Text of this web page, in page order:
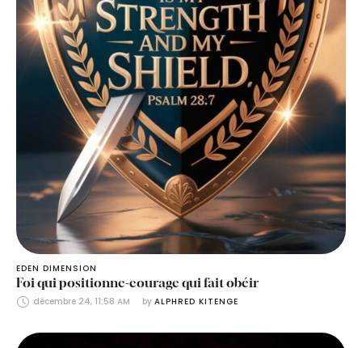
EDEN DIMENSION
Foi qui positionne-courage qui fait obéir
décembre 24, 11:58 AM by ALPHRED KITENGE